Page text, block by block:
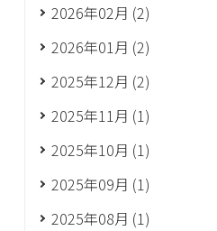
2026年02月 (2)
2026年01月 (2)
2025年12月 (2)
2025年11月 (1)
2025年10月 (1)
2025年09月 (1)
2025年08月 (1)